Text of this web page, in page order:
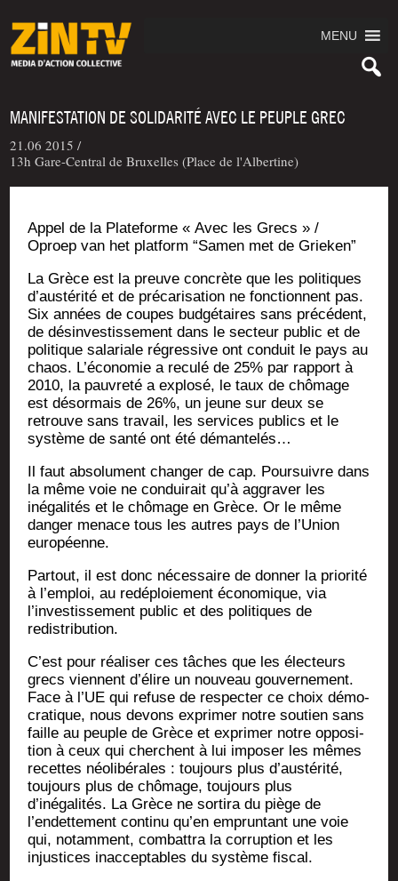
MENU
MANIFESTATION DE SOLIDARITÉ AVEC LE PEUPLE GREC
21.06 2015 /
13h Gare-Central de Bruxelles (Place de l'Albertine)
Appel de la Pla­te­forme « Avec les Grecs » /
Oproep van het plat­form “Samen met de Grieken”
La Grèce est la preuve concrète que les poli­tiques
d’austérité et de pré­ca­ri­sa­tion ne fonc­tionnent pas.
Six années de coupes bud­gé­taires sans pré­cé­dent,
de dés­in­ves­tis­se­ment dans le sec­teur public et de
poli­tique sala­riale régres­sive ont conduit le pays au
chaos. L’économie a recu­lé de 25% par rap­port à
2010, la pau­vre­té a explo­sé, le taux de chô­mage
est désor­mais de 26%, un jeune sur deux se
retrouve sans tra­vail, les ser­vices publics et le
sys­tème de san­té ont été démantelés…
Il faut abso­lu­ment chan­ger de cap. Pour­suivre dans
la même voie ne condui­rait qu’à aggra­ver les
inéga­li­tés et le chô­mage en Grèce. Or le même
dan­ger menace tous les autres pays de l’Union
européenne.
Par­tout, il est donc néces­saire de don­ner la prio­ri­té
à l’emploi, au redé­ploie­ment éco­no­mique, via
l’investissement public et des poli­tiques de
redistribution.
C’est pour réa­li­ser ces tâches que les élec­teurs
grecs viennent d’élire un nou­veau gou­ver­ne­ment.
Face à l’UE qui refuse de res­pec­ter ce choix démo­
cra­tique, nous devons expri­mer notre sou­tien sans
faille au peuple de Grèce et expri­mer notre oppo­si­
tion à ceux qui cherchent à lui impo­ser les mêmes
recettes néo­li­bé­rales : tou­jours plus d’austérité,
tou­jours plus de chô­mage, tou­jours plus
d’inégalités. La Grèce ne sor­ti­ra du piège de
l’endettement conti­nu qu’en emprun­tant une voie
qui, notam­ment, com­bat­tra la cor­rup­tion et les
injus­tices inac­cep­tables du sys­tème fiscal.